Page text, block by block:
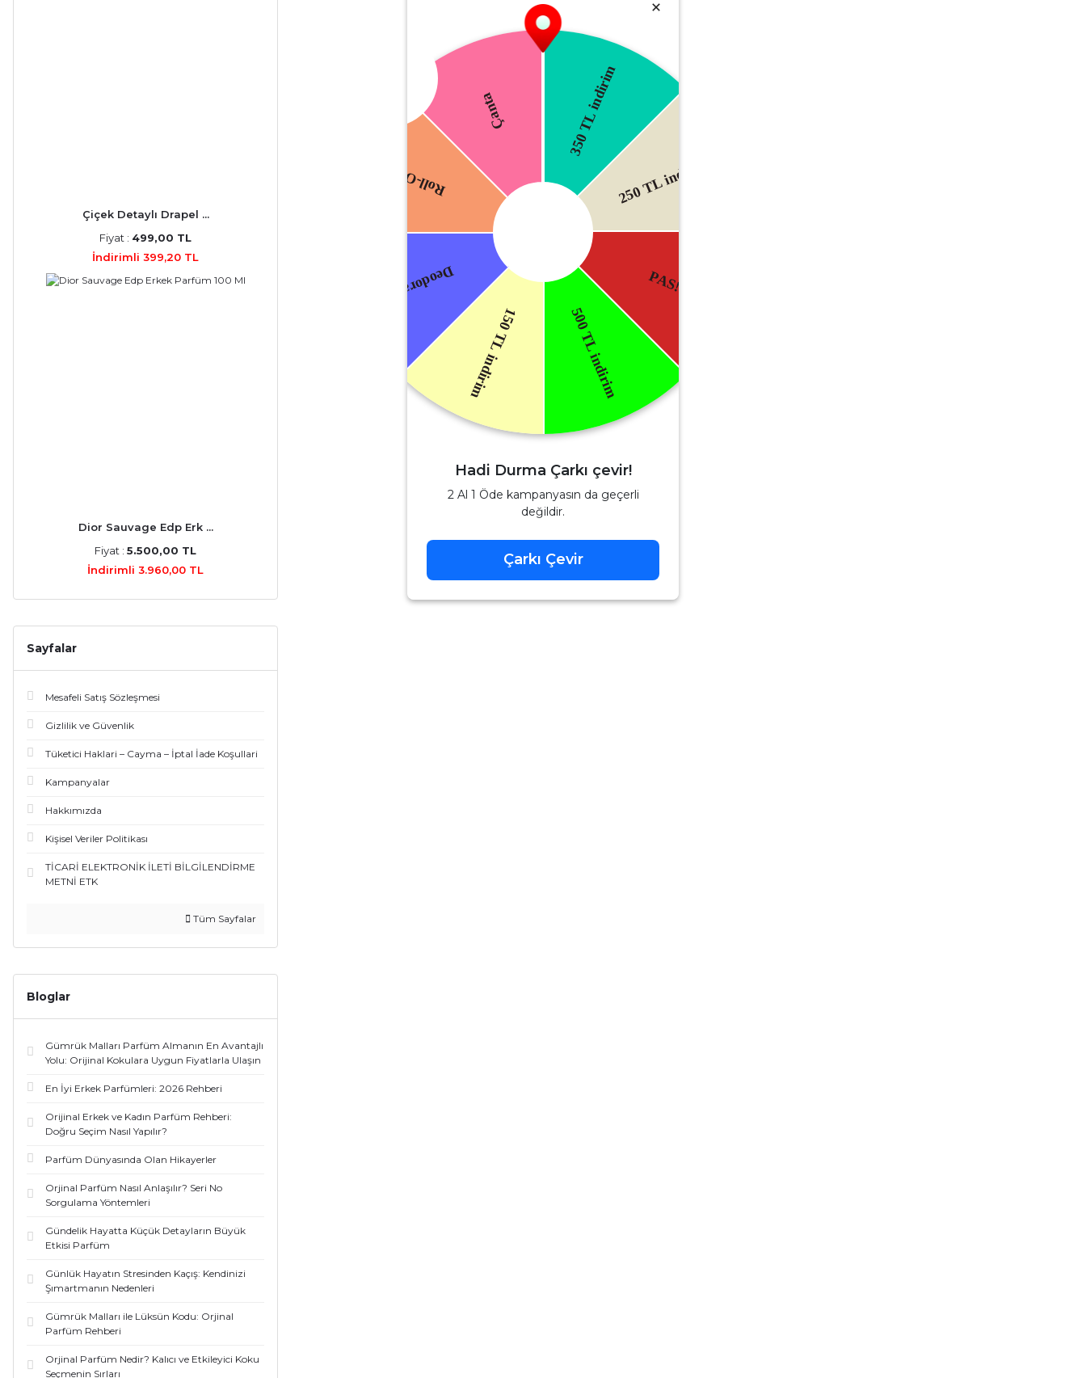
Çiçek Detaylı Drapel ...
Fiyat : 499,00 TL
İndirimli 399,20 TL
Dior Sauvage Edp Erk ...
Fiyat : 5.500,00 TL
İndirimli 3.960,00 TL
Sayfalar
Mesafeli Satış Sözleşmesi
Gizlilik ve Güvenlik
Tüketici Haklari – Cayma – İptal İade Koşullari
Kampanyalar
Hakkımızda
Kişisel Veriler Politikası
TİCARİ ELEKTRONİK İLETİ BİLGİLENDİRME
METNİ ETK
Tüm Sayfalar
Bloglar
Gümrük Malları Parfüm Almanın En Avantajlı
Yolu: Orijinal Kokulara Uygun Fiyatlarla Ulaşın
En İyi Erkek Parfümleri: 2026 Rehberi
Orijinal Erkek ve Kadın Parfüm Rehberi:
Doğru Seçim Nasıl Yapılır?
Parfüm Dünyasında Olan Hikayerler
Orjinal Parfüm Nasıl Anlaşılır? Seri No
Sorgulama Yöntemleri
Gündelik Hayatta Küçük Detayların Büyük
Etkisi Parfüm
Günlük Hayatın Stresinden Kaçış: Kendinizi
Şımartmanın Nedenleri
Gümrük Malları ile Lüksün Kodu: Orjinal
Parfüm Rehberi
Orjinal Parfüm Nedir? Kalıcı ve Etkileyici Koku
Seçmenin Sırları
Hadi Durma Çarkı çevir!
2 Al 1 Öde kampanyasın da geçerli
değildir.
Çarkı Çevir